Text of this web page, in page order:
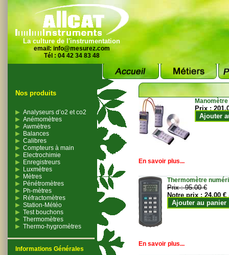
La culture de l'instrumentation
email: info@mesurez.com
Tél : 04 42 34 83 48
Nos produits
Analyseurs d’o2 et co2
Anémomètres
Awmètres
Balances
Calibres
Compteurs à main
Electrochimie
Enregistreurs
Luxmètres
Mètres
Pénétromètres
Ph-mètres
Réfractomètres
Station-Météo
Test bouchons
Thermomètres
Thermo-hygromètres
Informations Générales
Prix :
Ajouter
En savoir plus...
Thermomètre
Prix :95.00 €
Notre prix :24.00 €
Ajouter au panier
En savoir plus...